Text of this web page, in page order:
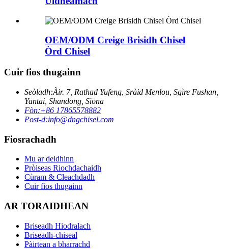
OEM/ODM Creige Brisidh Chisel
Òrd Chisel
Cuir fios thugainn
Seòladh:Àir. 7, Rathad Yufeng, Sràid Menlou, Sgìre Fushan,
Yantai, Shandong, Sìona
Fòn:+86 17865578882
Post-d:info@dngchisel.com
Fiosrachadh
Mu ar deidhinn
Pròiseas Riochdachaidh
Cùram & Cleachdadh
Cuir fios thugainn
AR TORAIDHEAN
Briseadh Hiodralach
Briseadh-chiseal
Pàirtean a bharrachd